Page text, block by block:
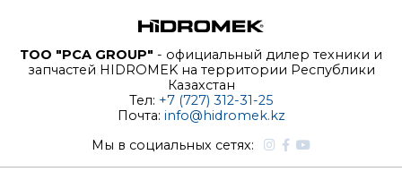
ТОО "PCA GROUP" - официальный дилер техники и
запчастей HIDROMEK на территории Республики
Казахстан
Тел: +7 (727) 312-31-25
Почта: info@hidromek.kz
Мы в социальных сетях: